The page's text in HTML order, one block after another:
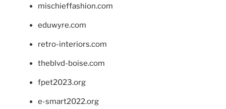
mischieffashion.com
eduwyre.com
retro-interiors.com
theblvd-boise.com
fpet2023.org
e-smart2022.org